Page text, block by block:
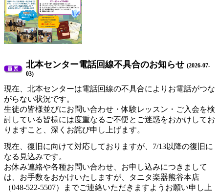
北本センター電話回線不具合のお知らせ (2026-07-
03)
現在、北本センターは電話回線の不具合によりお電話がつな
がらない状況です。
生徒の皆様並びにお問い合わせ・体験レッスン・ご入会を検
討している皆様には度重なるご不便とご迷惑をおかけしてお
りますこと、深くお詫び申し上げます。
現在、復旧に向けて対応しておりますが、7/13以降の復旧に
なる見込みです。
お休み連絡や各種お問い合わせ、お申し込みにつきまして
は、お手数をおかけいたしますが、タニタ楽器熊谷本店
（048-522-5507）までご連絡いただきますようお願い申し上